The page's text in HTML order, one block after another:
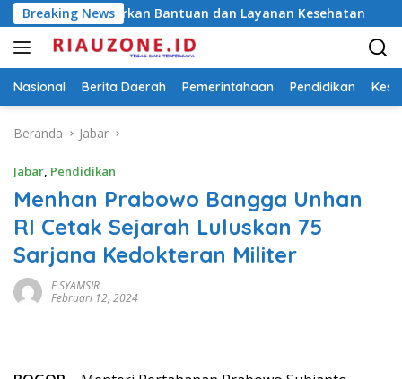
Langsung
ke
konten
Breaking News
Salurkan Bantuan dan Layanan Kesehatan
Nasional Berita Daerah Pemerintahaan Pendidikan
Beranda Jabar
Jabar, Pendidikan
Menhan Prabowo Bangga Unhan
RI Cetak Sejarah Luluskan 75
Sarjana Kedokteran Militer
E SYAMSIR
Februari 12, 2024